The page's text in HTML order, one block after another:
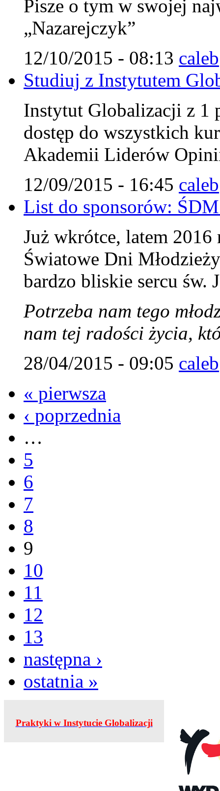
Pisze o tym w swojej
„Nazarejczyk”
12/10/2015 - 08:13 caleb
Studiuj z Instytutem
Instytut Globalizacji z 1
dostęp do wszystkich
Akademii Liderów
12/09/2015 - 16:45 caleb
List do sponsorów:
Już wkrótce, latem
Światowe Dni
bardzo bliskie sercu św.
Potrzeba nam tego
nam tej radości życia,
28/04/2015 - 09:05 caleb
« pierwsza
‹ poprzednia
…
5
6
7
8
9
10
11
12
13
następna ›
ostatnia »
Praktyki w Instytucie Globalizacji